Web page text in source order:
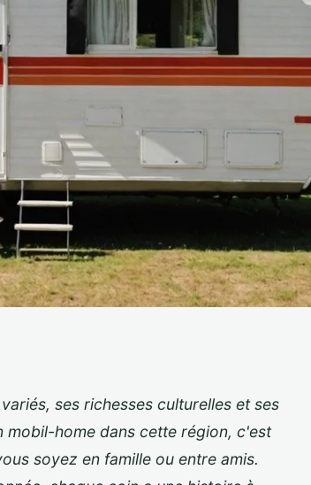
home
ses richesses culturelles et ses
mobil-home dans cette région, c'est
soyez en famille ou entre amis.